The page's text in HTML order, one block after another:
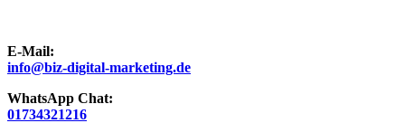
E-Mail:
info@biz-digital-marketing.de
WhatsApp Chat:
01734321216